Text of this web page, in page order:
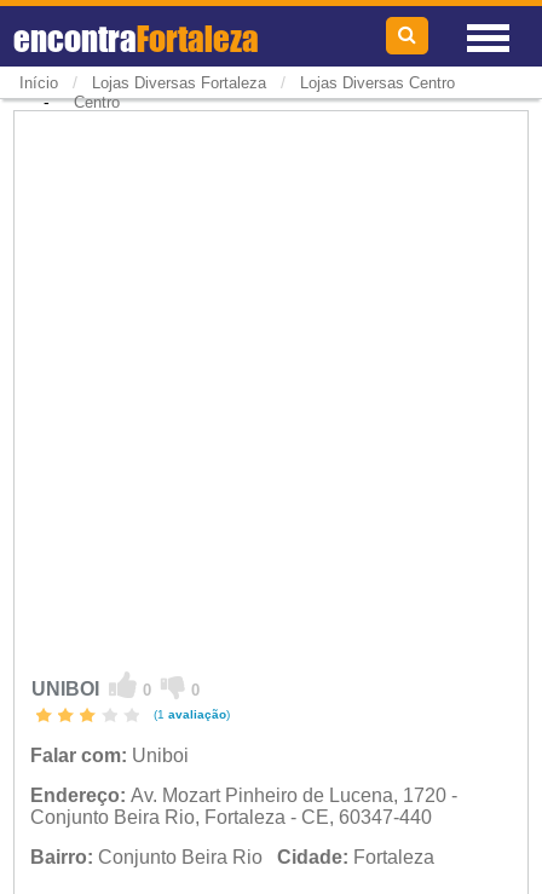
encontraFortaleza
Início / Lojas Diversas Fortaleza / Lojas Diversas Centro
-Centro
UNIBOI 0 0
(1 avaliação)
Falar com: Uniboi
Endereço: Av. Mozart Pinheiro de Lucena, 1720 -
Conjunto Beira Rio, Fortaleza - CE, 60347-440
Bairro: Conjunto Beira Rio Cidade: Fortaleza